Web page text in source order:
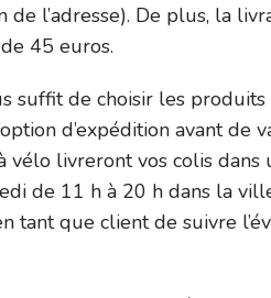
l’adresse). De plus, la
45 euros.
suffit de choisir les produits
d’expédition avant de
livreront vos colis dans
de 11 h à 20 h dans la
tant que client de suivre